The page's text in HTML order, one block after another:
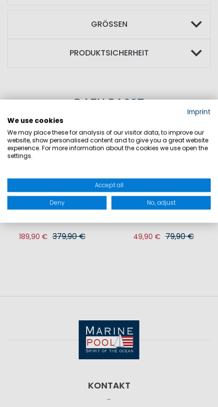
GRÖSSEN
PRODUKTSICHERHEIT
DAZU PASST
SALE
189,90 € 379,90 €
SALE
49,90 € 79,90 €
KONTAKT
Imprint
We use cookies
We may place these for analysis of our visitor data, to improve our
website, show personalised content and to give you a great website
experience. For more information about the cookies we use open the
settings.
Accept all
Deny No, adjust